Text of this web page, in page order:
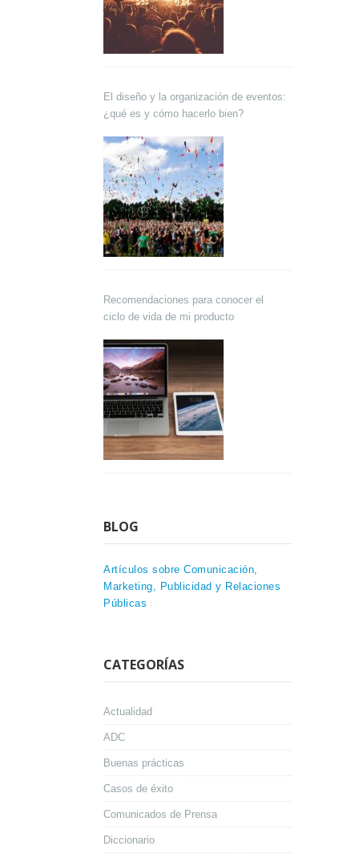
El diseño y la organización de eventos:
¿qué es y cómo hacerlo bien?
Recomendaciones para conocer el
ciclo de vida de mi producto
BLOG
Artículos sobre Comunicación,
Marketing, Publicidad y Relaciones
Públicas
CATEGORÍAS
Actualidad
ADC
Buenas prácticas
Casos de éxito
Comunicados de Prensa
Diccionario